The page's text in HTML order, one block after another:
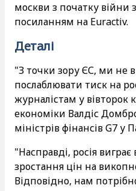
москви з початку
посиланням на Euractiv.
Деталі
"З точки зору ЄС, ми не
послаблювати тиск на
журналістам у вівторок
економіки Валдіс
міністрів фінансів G7 у
"Насправді, росія виграє
зростання цін на
Відповідно, нам